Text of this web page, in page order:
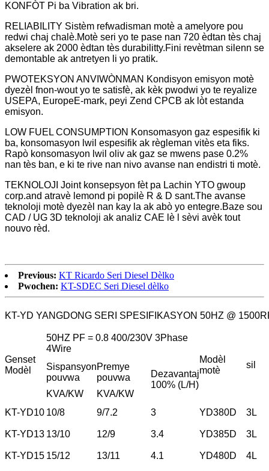
KONFÒT Pi ba Vibration ak bri.
RELIABILITY Sistèm refwadisman motè a amelyore pou
redwi chaj chalè.Motè seri yo te pase nan 720 èdtan tès chaj
akselere ak 2000 èdtan tès durabilitty.Fini revètman silenn se
demontable ak antretyen li yo pratik.
PWOTEKSYON ANVIWÒNMAN Kondisyon emisyon motè
dyezèl fnon-wout yo te satisfè, ak kèk pwodwi yo te reyalize
USEPA, EuropeE-mark, peyi Zend CPCB ak lòt estanda
emisyon.
LOW FUEL CONSUMPTION Konsomasyon gaz espesifik ki
ba, konsomasyon lwil espesifik ak règleman vitès eta fiks.
Rapò konsomasyon lwil oliv ak gaz se mwens pase 0.2%
nan tès ban, e ki te rive nan nivo avanse nan endistri ti motè.
TEKNOLOJI Joint konsepsyon fèt pa Lachin YTO gwoup
corp.and atravè lemond pi popilè R & D sant.The avanse
teknoloji motè dyezèl nan kay la ak abò yo entegre.Baze sou
CAD / UG 3D teknoloji ak analiz CAE lè l sèvi avèk tout
nouvo rèd.
Previous: KT Ricardo Seri Diesel Dèlko
Pwochen: KT-SDEC Seri Diesel dèlko
KT-YD YANGDONG SERI SPESIFIKASYON 50HZ @
Genset
Modèl
50HZ PF = 0.8 400/230V 3Phase
4Wire
Modèl
motè
sil
Sispansyon
pouvwa
Premye
pouvwa
Dezavantaj
100% (L/H)
KVA/KW
KVA/KW
KT-YD10 10/8 9/7.2 3 YD380D 3L
KT-YD13 13/10 12/9 3.4 YD385D 3L
KT-YD15 15/12 13/11 4.1 YD480D 4L